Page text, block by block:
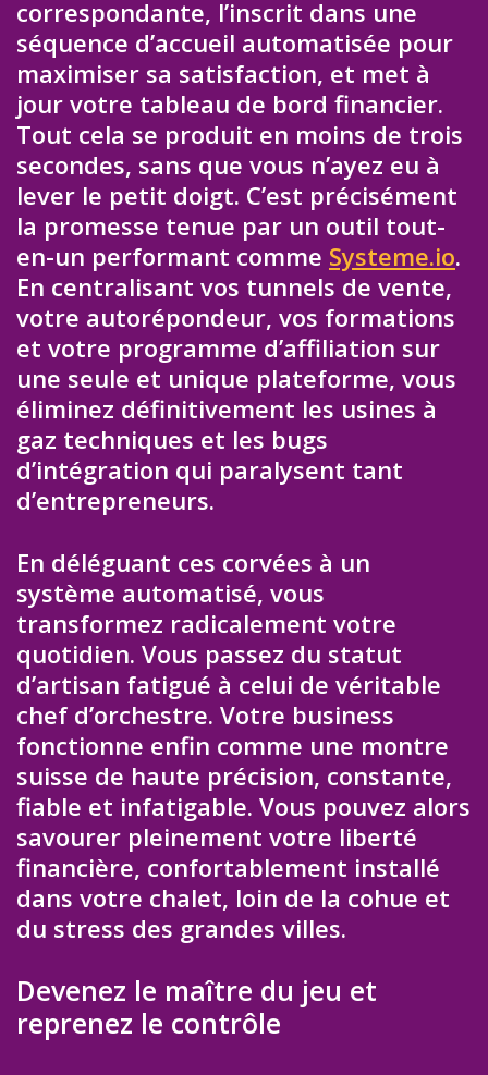
correspondante, l’inscrit dans une
séquence d’accueil automatisée pour
maximiser sa satisfaction, et met à
jour votre tableau de bord financier.
Tout cela se produit en moins de trois
secondes, sans que vous n’ayez eu à
lever le petit doigt. C’est précisément
la promesse tenue par un outil tout-
en-un performant comme Systeme.io.
En centralisant vos tunnels de vente,
votre autorépondeur, vos formations
et votre programme d’affiliation sur
une seule et unique plateforme, vous
éliminez définitivement les usines à
gaz techniques et les bugs
d’intégration qui paralysent tant
d’entrepreneurs.
En déléguant ces corvées à un
système automatisé, vous
transformez radicalement votre
quotidien. Vous passez du statut
d’artisan fatigué à celui de véritable
chef d’orchestre. Votre business
fonctionne enfin comme une montre
suisse de haute précision, constante,
fiable et infatigable. Vous pouvez alors
savourer pleinement votre liberté
financière, confortablement installé
dans votre chalet, loin de la cohue et
du stress des grandes villes.
Devenez le maître du jeu et
reprenez le contrôle